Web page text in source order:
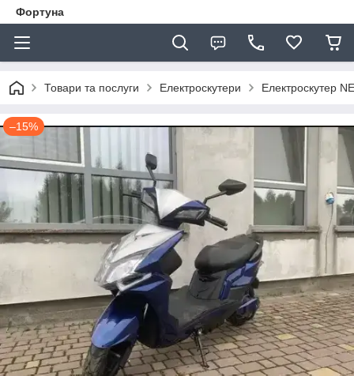
Фортуна
Товари та послуги Електроскутери Електроскутер
–15%